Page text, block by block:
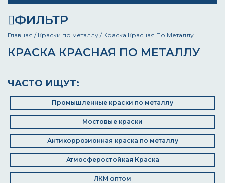
ФИЛЬТР
Главная / Краски по металлу / Краска Красная По Металлу
КРАСКА КРАСНАЯ ПО МЕТАЛЛУ
ЧАСТО ИЩУТ:
Промышленные краски по металлу
Мостовые краски
Антикоррозионная краска по металлу
Атмосферостойкая Краска
ЛКМ оптом